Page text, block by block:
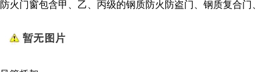
防火门窗包含甲、乙、丙级的钢质防火防盗门、钢质复合门